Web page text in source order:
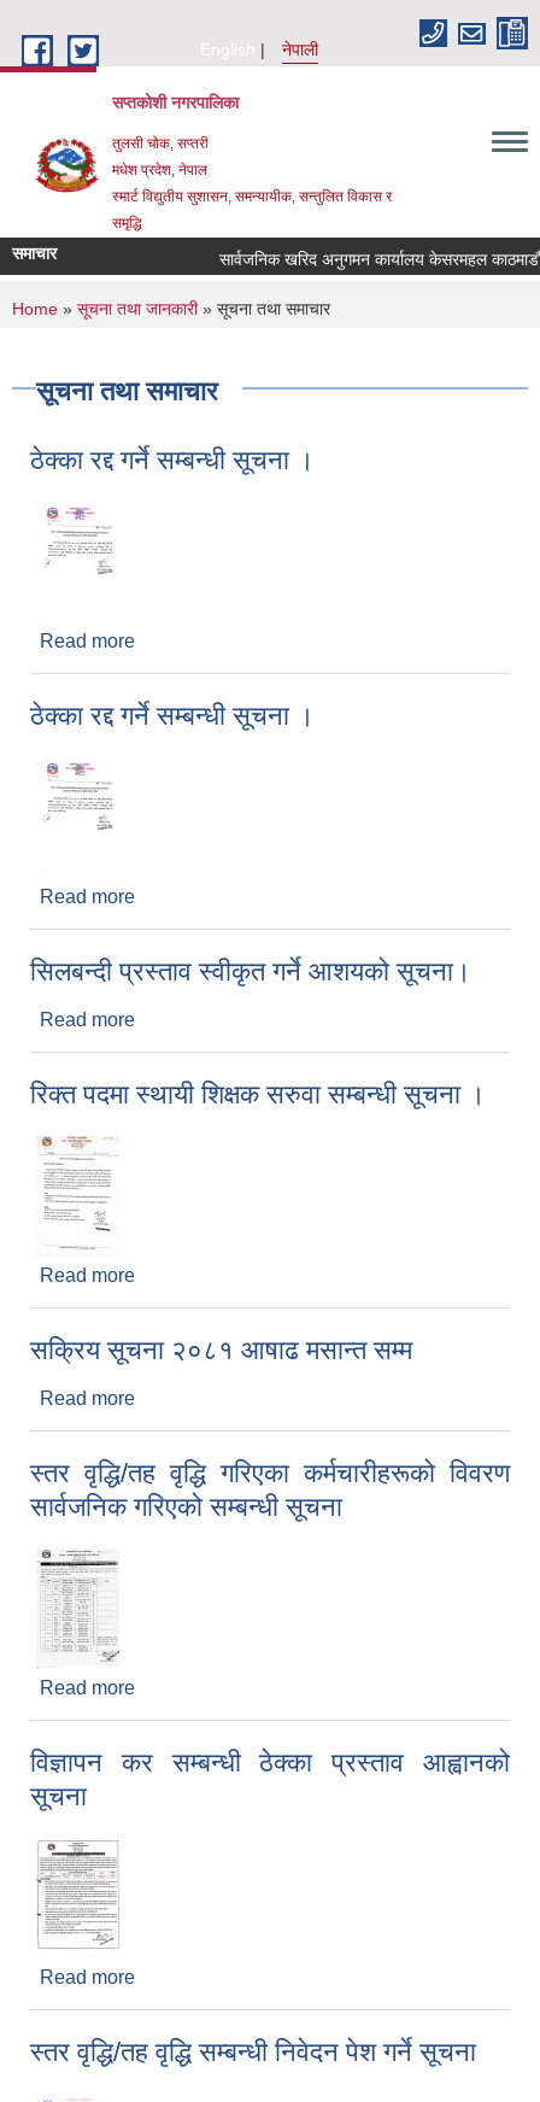
English
नेपाली
सप्तकोशी नगरपालिका
तुलसी चोक, सप्तरी
मधेश प्रदेश, नेपाल
स्मार्ट विद्युतीय सुशासन, समन्यायीक, सन्तुलित विकास र
समृद्धि
समाचार सार्वजनिक खरिद अनुगमन कार्यालय केसरमहल
You are here
Home » सूचना तथा जानकारी» सूचना तथा समाचार
सूचना तथा समाचार
ठेक्का रद्द गर्ने सम्बन्धी सूचना ।
Read more
ठेक्का रद्द गर्ने सम्बन्धी सूचना ।
Read more
सिलबन्दी प्रस्ताव स्वीकृत गर्ने आशयको सूचना।
Read more
रिक्त पदमा स्थायी शिक्षक सरुवा सम्बन्धी सूचना ।
Read more
सक्रिय सूचना २०८१ आषाढ मसान्त सम्म
Read more
स्तर वृद्धि/तह वृद्धि गरिएका कर्मचारीहरूको विवरण
सार्वजनिक गरिएको सम्बन्धी सूचना
Read more
विज्ञापन कर सम्बन्धी ठेक्का प्रस्ताव आह्वानको
सूचना
Read more
स्तर वृद्धि/तह वृद्धि सम्बन्धी निवेदन पेश गर्ने सूचना